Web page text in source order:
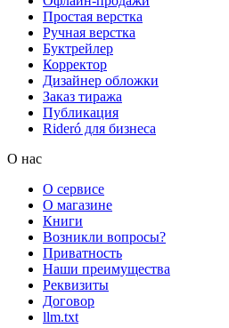
Простая верстка
Ручная верстка
Буктрейлер
Корректор
Дизайнер обложки
Заказ тиража
Публикация
Rideró для бизнеса
О нас
О сервисе
О магазине
Книги
Возникли вопросы?
Приватность
Наши преимущества
Реквизиты
Договор
llm.txt